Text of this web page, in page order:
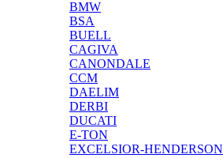
BMW
BSA
BUELL
CAGIVA
CANONDALE
CCM
DAELIM
DERBI
DUCATI
E-TON
EXCELSIOR-HENDERSON